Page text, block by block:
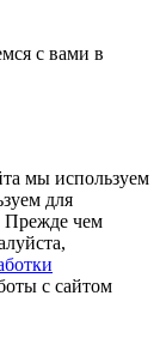
с вами в
мы используем
для
Прежде чем
с сайтом